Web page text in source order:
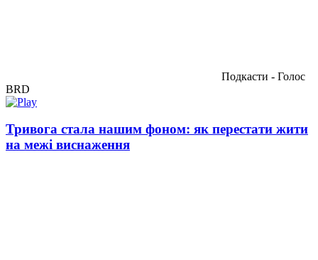
Подкасти - Голос
BRD
Тривога стала нашим фоном: як перестати жити
на межі виснаження